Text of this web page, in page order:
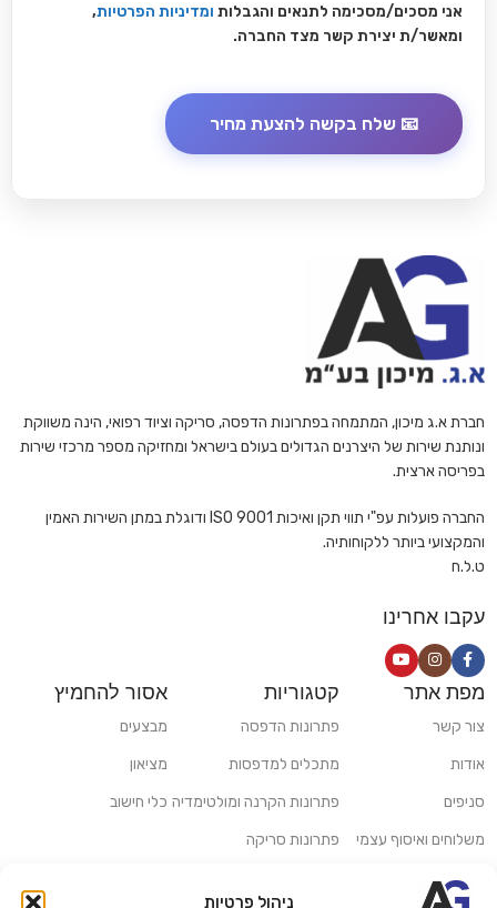
ניהול פרטיות
אני מסכים/מסכימה לתנאים והגבלות ומדיניות הפרטיות,
ומאשר/ת יצירת קשר מצד החברה.
חברת א.ג מיכון, המתמחה בפתרונות הדפסה, סריקה וציוד רפואי, הינה משווקת
ונותנת שירות של היצרנים הגדולים בעולם בישראל ומחזיקה מספר מרכזי שירות
בפריסה ארצית.
החברה פועלות עפ"י תווי תקן ואיכות ISO 9001 ודוגלת במתן השירות האמין
והמקצועי ביותר ללקוחותיה.
ט.ל.ח
עקבו אחרינו
מפת אתר
צור קשר
אודות
סניפים
משלוחים ואיסוף עצמי
מדריכים ומאמרים
קטגוריות
פתרונות הדפסה
מתכלים למדפסות
פתרונות הקרנה ומולטימדיה
פתרונות סריקה
אסור להחמיץ
מבצעים
מציאון
כלי חישוב